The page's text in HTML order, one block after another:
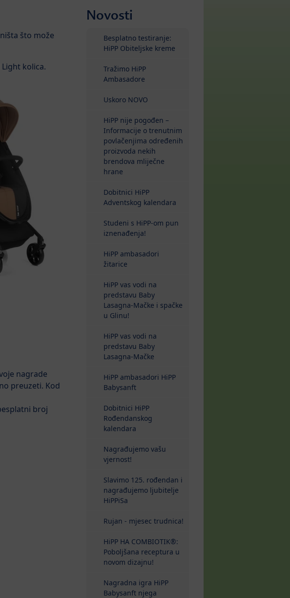
što može
kolica.
nagrade
preuzeti. Kod
broj
Novosti
Besplatno testiranje:
HiPP Obiteljske kreme
Tražimo HiPP
Ambasadore
Uskoro NOVO
HiPP nije pogođen –
Informacije o trenutnim
povlačenjima određenih
proizvoda nekih
brendova mliječne
hrane
Dobitnici HiPP
Adventskog kalendara
Studeni s HiPP-om pun
iznenađenja!
HiPP ambasadori
žitarice
HiPP vas vodi na
predstavu Baby
Lasagna-Mačke i spačke
u Glinu!
HiPP vas vodi na
predstavu Baby
Lasagna-Mačke
HiPP ambasadori HiPP
Babysanft
Dobitnici HiPP
Rođendanskog
kalendara
Nagrađujemo vašu
vjernost!
Slavimo 125. rođendan i
nagrađujemo ljubitelje
HiPPiSa
Rujan - mjesec trudnica!
HiPP HA COMBIOTIK®:
Poboljšana receptura u
novom dizajnu!
Nagradna igra HiPP
Babysanft njega